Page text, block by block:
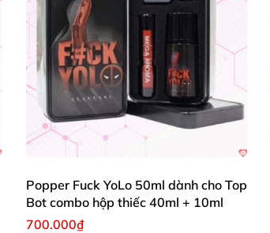
Popper Fuck YoLo 50ml dành cho Top
Bot combo hộp thiếc 40ml + 10ml
700.000₫